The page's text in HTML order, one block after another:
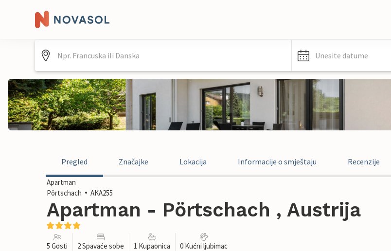
Unesite datume
Pregled Značajke Lokacija Informacije o smještaju Recenzije
Apartman
Pörtschach
AKA255
Apartman - Pörtschach , Austrija
5 Gosti 2 Spavaće sobe 1 Kupaonica 0 Kućni ljubimac